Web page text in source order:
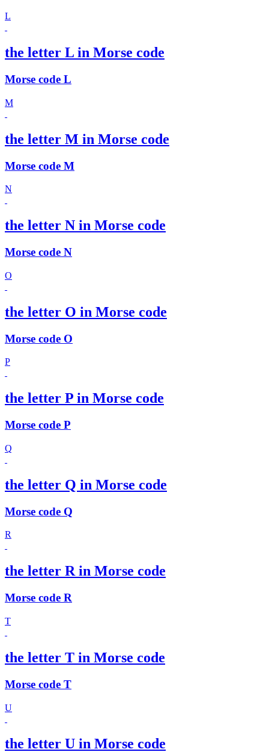
L
the letter L in Morse code
Morse code L
M
the letter M in Morse code
Morse code M
N
the letter N in Morse code
Morse code N
O
the letter O in Morse code
Morse code O
P
the letter P in Morse code
Morse code P
Q
the letter Q in Morse code
Morse code Q
R
the letter R in Morse code
Morse code R
T
the letter T in Morse code
Morse code T
U
the letter U in Morse code